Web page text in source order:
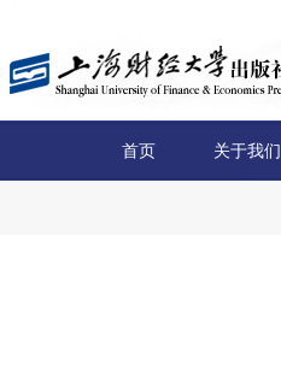
首页 关于我们